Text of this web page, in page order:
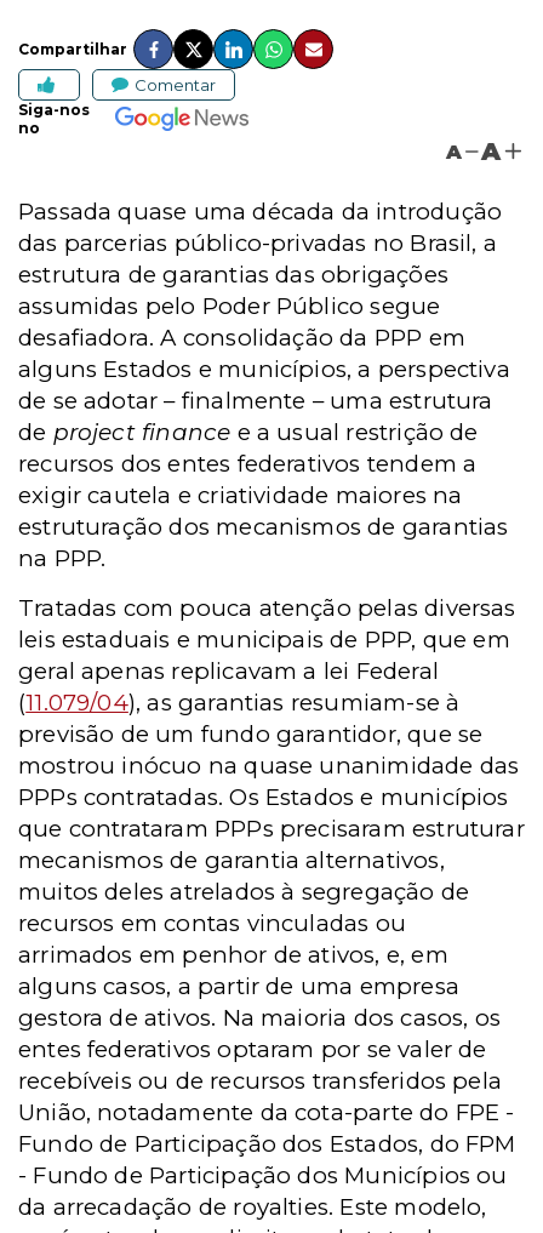
Compartilhar
Comentar
Siga-nos
no
A A
Passada quase uma década da introdução
das parcerias público-privadas no Brasil, a
estrutura de garantias das obrigações
assumidas pelo Poder Público segue
desafiadora. A consolidação da PPP em
alguns Estados e municípios, a perspectiva
de se adotar – finalmente – uma estrutura
de project finance e a usual restrição de
recursos dos entes federativos tendem a
exigir cautela e criatividade maiores na
estruturação dos mecanismos de garantias
na PPP.
Tratadas com pouca atenção pelas diversas
leis estaduais e municipais de PPP, que em
geral apenas replicavam a lei Federal
(11.079/04), as garantias resumiam-se à
previsão de um fundo garantidor, que se
mostrou inócuo na quase unanimidade das
PPPs contratadas. Os Estados e municípios
que contrataram PPPs precisaram estruturar
mecanismos de garantia alternativos,
muitos deles atrelados à segregação de
recursos em contas vinculadas ou
arrimados em penhor de ativos, e, em
alguns casos, a partir de uma empresa
gestora de ativos. Na maioria dos casos, os
entes federativos optaram por se valer de
recebíveis ou de recursos transferidos pela
União, notadamente da cota-parte do FPE -
Fundo de Participação dos Estados, do FPM
- Fundo de Participação dos Municípios ou
da arrecadação de royalties. Este modelo,